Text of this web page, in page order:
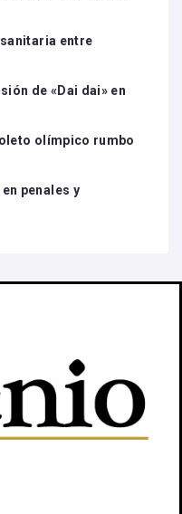
entre
de «Dai dai» en
olímpico rumbo
penales y